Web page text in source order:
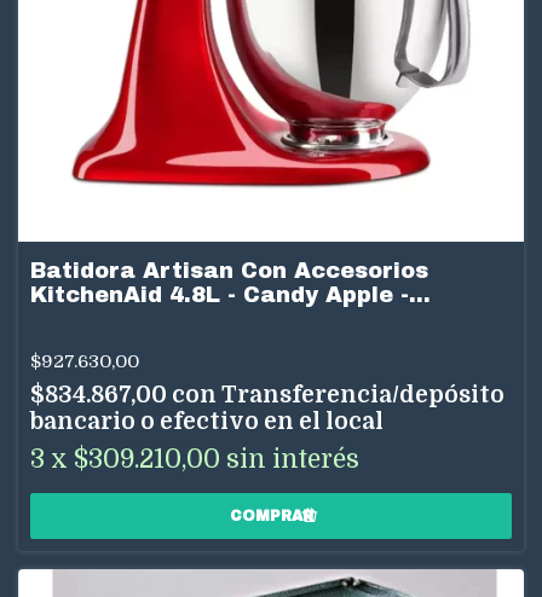
Batidora Artisan Con Accesorios
KitchenAid 4.8L - Candy Apple -
$927.630,00
$834.867,00 con Transferencia/depósito
bancario o efectivo en el local
3 x $309.210,00 sin interés